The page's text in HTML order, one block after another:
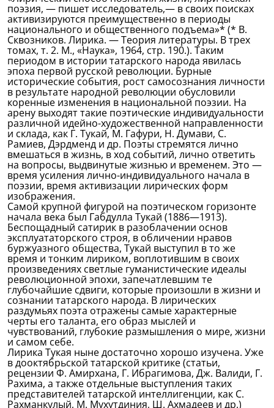
поэзия, — пишет исследователь,— в своих поисках
активизируются преимущественно в периоды
национального и общественного подъема»* (* В.
Сквозников. Лирика. — Теория литературы. В трех
томах, т. 2. М., «Наука», 1964, стр. 190.). Таким
периодом в истории татарского народа явилась
эпоха первой русской революции. Бурные
исторические события, рост самосознания личности
в результате народной революции обусловили
коренные изменения в национальной поэзии. На
арену выходят такие поэтические индивидуальности
различной идейно-художественной направленности
и склада, как Г. Тукай, М. Гафури, Н. Думави, С.
Рамиев, Дэрдменд и др. Поэты стремятся лично
вмешаться в жизнь, в ход событий, лично ответить
на вопросы, выдвинутые жизнью и временем. Это —
время усиления лично-индивидуального начала в
поэзии, время активизации лирических форм
изображения.
Самой крупной фигурой на поэтическом горизонте
начала века был Габдулла Тукай (1886—1913).
Беспощадный сатирик в разоблачении основ
эксплуататорского строя, в обличении нравов
буржуазного общества, Тукай выступил в то же
время и тонким лириком, воплотившим в своих
произведениях светлые гуманистические идеалы
революционной эпохи, запечатлевшим те
глубочайшие сдвиги, которые произошли в жизни и
сознании татарского народа. В лирических
раздумьях поэта отражены самые характерные
черты его таланта, его образ мыслей и
чувствований, глубокие размышления о мире, жизни
и самом себе.
Лирика Тукая ныне достаточно хорошо изучена. Уже
в дооктябрьской татарской критике (статьи,
рецензии Ф. Амирхана, Г. Ибрагимова, Дж. Валиди, Г.
Рахима, а также отдельные выступления таких
представителей татарской интеллигенции, как С.
Рахманкулый, М. Мухутдиния, Ш. Ахмадеев и др.)